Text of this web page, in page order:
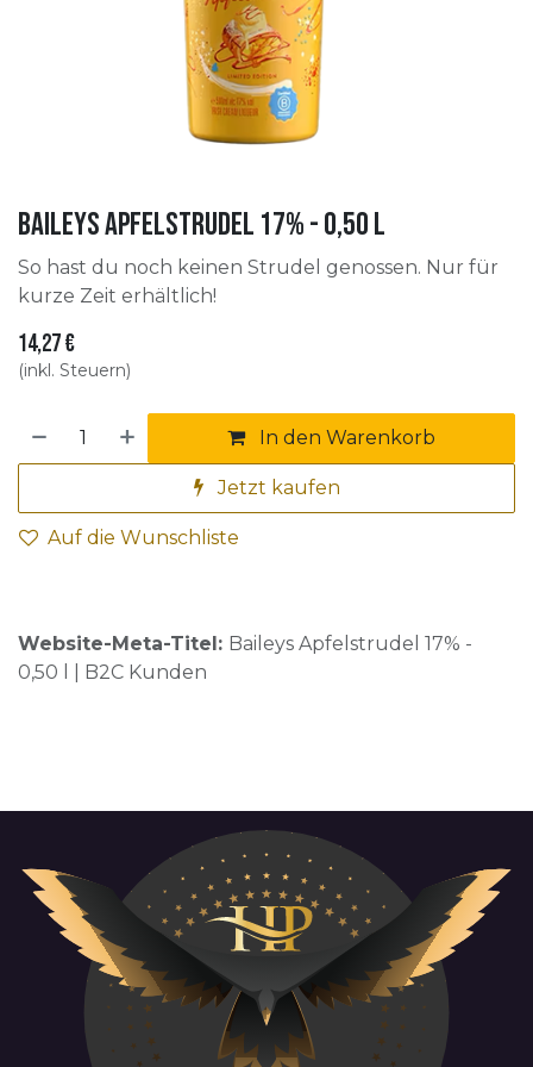
Baileys Apfelstrudel 17% - 0,50 l
So hast du noch keinen Strudel genossen. Nur für
kurze Zeit erhältlich!
14,27€
(inkl. Steuern)
In den Warenkorb
Jetzt kaufen
Auf die Wunschliste
Website-Meta-Titel: Baileys Apfelstrudel 17% -
0,50 l | B2C Kunden